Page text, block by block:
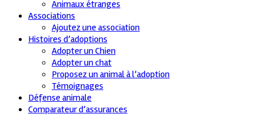
Animaux étranges
Associations
Ajoutez une association
Histoires d’adoptions
Adopter un Chien
Adopter un chat
Proposez un animal à l’adoption
Témoignages
Défense animale
Comparateur d’assurances